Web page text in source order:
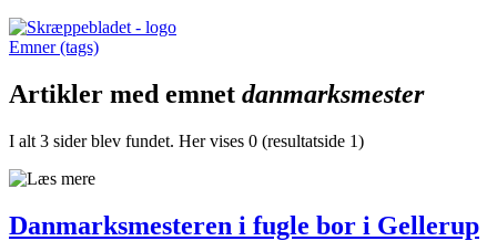
Emner (tags)
Artikler med emnet danmarksmester
I alt 3 sider blev fundet. Her vises 0 (resultatside 1)
Danmarksmesteren i fugle bor i Gellerup